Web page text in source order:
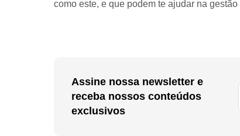
como este, e que podem te ajudar na
Assine nossa newsletter e
receba nossos conteúdos
exclusivos